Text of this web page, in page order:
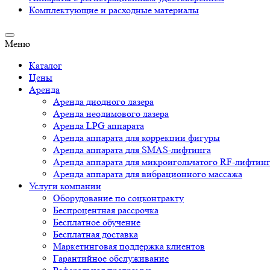
Комплектующие и расходные материалы
Меню
Каталог
Цены
Аренда
Аренда диодного лазера
Аренда неодимового лазера
Аренда LPG аппарата
Аренда аппарата для коррекции фигуры
Аренда аппарата для SMAS-лифтинга
Аренда аппарата для микроигольчатого RF-
Аренда аппарата для вибрационного массажа
Услуги компании
Оборудование по соцконтракту
Беспроцентная рассрочка
Бесплатное обучение
Бесплатная доставка
Маркетинговая поддержка клиентов
Гарантийное обслуживание